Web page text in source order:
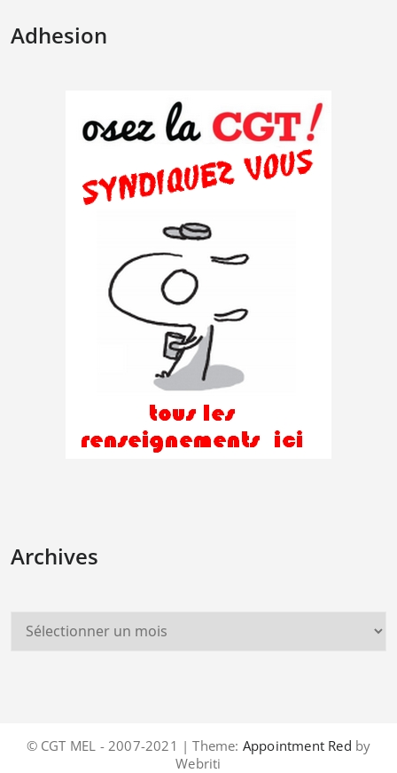
Adhesion
Archives
© CGT MEL - 2007-2021 | Theme: Appointment Red by
Webriti